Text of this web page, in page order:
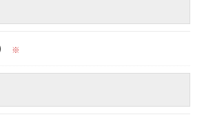
的の達成に必要な範囲において、
委託する場合があります。
監督を行います。
※